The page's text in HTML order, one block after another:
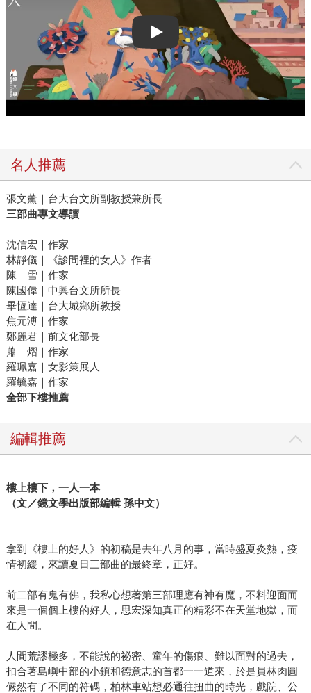
Play video
名人推薦
張文薰｜台大台文所副教授兼所長
三部曲專文導讀
沈信宏｜作家
林靜儀｜《診間裡的女人》作者
陳 雪｜作家
陳國偉｜中興台文所所長
畢恆達｜台大城鄉所教授
焦元溥｜作家
鄭麗君｜前文化部長
蕭 熠｜作家
羅珮嘉｜女影策展人
羅毓嘉｜作家
全部下樓推薦
編輯推薦
樓上樓下，一人一本
（文／鏡文學出版部編輯 孫中文）
拿到《樓上的好人》的初稿是去年八月的事，當時盛夏炎熱，疫
情初緩，來讀夏日三部曲的最終章，正好。
前二部有鬼有佛，我私心想著第三部理應有神有魔，不料迎面而
來是一個個上樓的好人，思宏深知真正的精彩不在天堂地獄，而
在人間。
人間荒謬極多，不能說的祕密、童年的傷痕、難以面對的過去，
扣合著島嶼中部的小鎮和德意志的首都一一道來，於是員林肉圓
儼然有了不同的符碼，柏林車站想必通往扭曲的時光，戲院、公